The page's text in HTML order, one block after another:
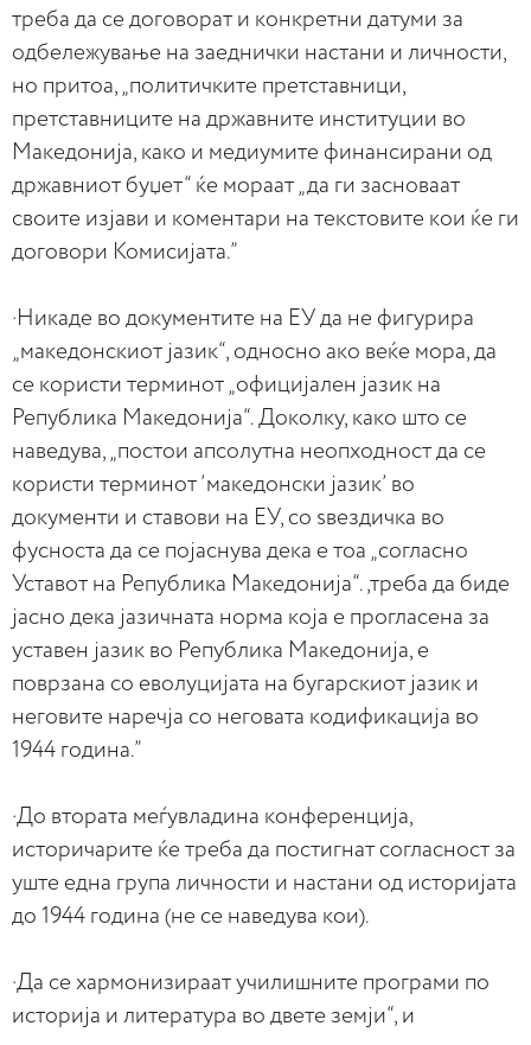
треба да се договорат и конкретни датуми за
одбележување на заеднички настани и личности,
но притоа, „политичките претставници,
претставниците на државните институции во
Македонија, како и медиумите финансирани од
државниот буџет“ ќе мораат „да ги засноваат
своите изјави и коментари на текстовите кои ќе ги
договори Комисијата.”
·Никаде во документите на ЕУ да не фигурира
„македонскиот јазик“, односно ако веќе мора, да
се користи терминот „официјален јазик на
Република Македонија“. Доколку, како што се
наведува, „постои апсолутна неопходност да се
користи терминот ’македонски јазик’ во
документи и ставови на ЕУ, со ѕвездичка во
фусноста да се појаснува дека е тоа „согласно
Уставот на Република Македонија“.,треба да биде
јасно дека јазичната норма која е прогласена за
уставен јазик во Република Македонија, е
поврзана со еволуцијата на бугарскиот јазик и
неговите наречја со неговата кодификација во
1944 година.”
·До втората меѓувладина конференција,
историчарите ќе треба да постигнат согласност за
уште една група личности и настани од историјата
до 1944 година (не се наведува кои).
·Да се хармонизираат училишните програми по
историја и литература во двете земји“, и